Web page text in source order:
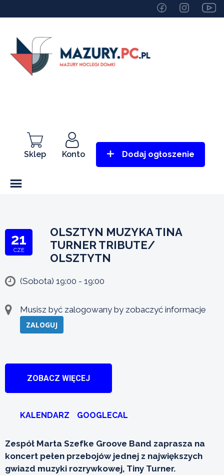
Sklep Konto Dodaj ogłoszenie
21
CZE
OLSZTYN MUZYKA TINA
TURNER TRIBUTE/
OLSZTYTN
(Sobota) 19:00 - 19:00
Musisz być zalogowany by zobaczyć informacje
ZALOGUJ
ZOBACZ WIĘCEJ
KALENDARZ GOOGLECAL
Zespół Marta Szefke Groove Band zaprasza na
koncert pełen przebojów jednej z największych
gwiazd muzyki rozrywkowej, Tiny Turner.